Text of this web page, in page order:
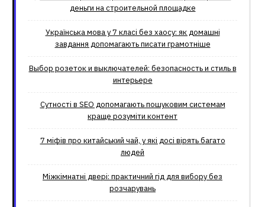
деньги на строительной площадке
Українська мова у 7 класі без хаосу: як домашні
завдання допомагають писати грамотніше
Выбор розеток и выключателей: безопасность и стиль в
интерьере
Сутності в SEO допомагають пошуковим системам
краще розуміти контент
7 міфів про китайський чай, у які досі вірять багато
людей
Міжкімнатні двері: практичний гід для вибору без
розчарувань